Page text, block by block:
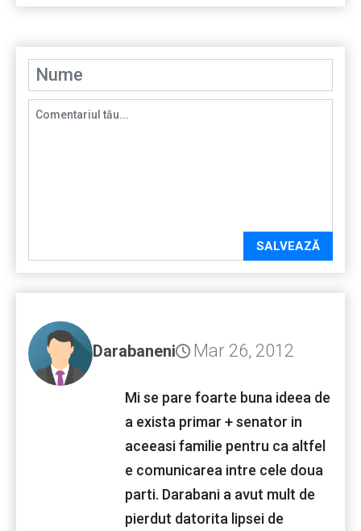
SALVEAZĂ
Darabaneni Mar 26, 2012
Mi se pare foarte buna ideea de
a exista primar + senator in
aceeasi familie pentru ca altfel
e comunicarea intre cele doua
parti. Darabani a avut mult de
pierdut datorita lipsei de